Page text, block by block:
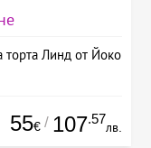
Линд от Йоко
55€ / 107.57
лв.